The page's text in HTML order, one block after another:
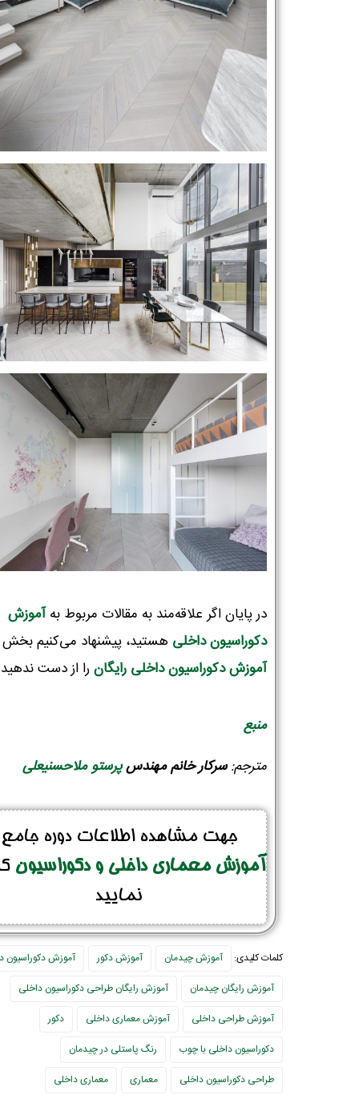
در پایان اگر علاقه‌مند به مقالات مربوط بهآموزش
دکوراسیون‌ داخلی هستید، پیشنهاد می‌کنیم بخش
آموزش دکوراسیون داخلی رایگانرا از دست
منبع
مترجم:سرکارخانم مهندسپرستو ملاحسنیعلی
جهت مشاهده اطلاعات دوره جامع
آموزش معماری داخلی و دکوراسیون
نمایید
کلمات کلیدی: آموزش چیدمان آموزش دکور
آموزش دکوراسیون
آموزش رایگان چیدمان
آموزش رایگان طراحی دکوراسیون داخلی
آموزش طراحی داخلی
آموزش معماری داخلی
دکور
دکوراسیون داخلی با چوب
رنگ پاستلی در چیدمان
طراحی دکوراسیون داخلی
معماری معماری داخلی
نام و نام خانوادگی : *
*
شماره واتس‌اپ : *